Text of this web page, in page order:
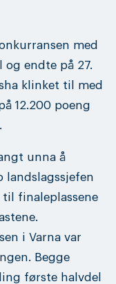
med
endte på 27.
klinket til med
12.200 poeng
unna å
landslagssjefen
finaleplassene
i Varna var
Begge
første halvdel